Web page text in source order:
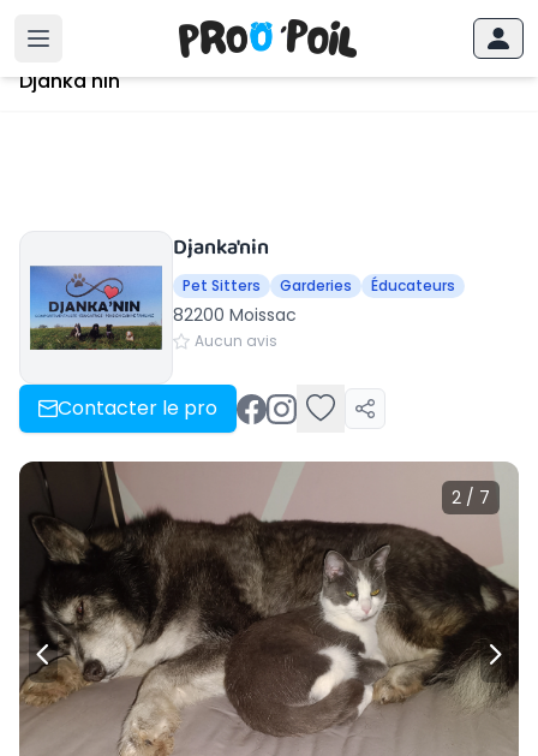
Accueil Djanka'nin
Djanka'nin
Djanka'nin
Pet Sitters Garderies Éducateurs
82200 Moissac
Aucun avis
Contacter le pro
2 / 7